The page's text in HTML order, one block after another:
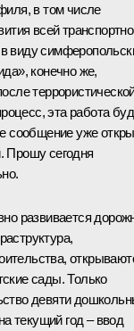
в том числе
всей
виду
конечно же,
эта работа
сообщение уже
Прошу сегодня
развивается
сады. Только
девяти
текущий год – ввод